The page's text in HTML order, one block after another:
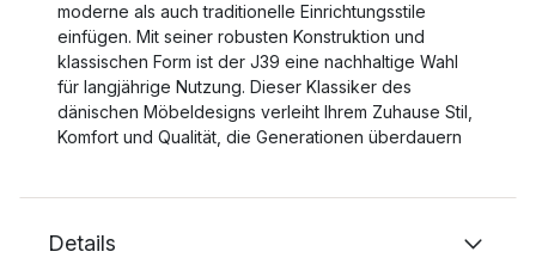
moderne als auch traditionelle Einrichtungsstile
einfügen. Mit seiner robusten Konstruktion und
klassischen Form ist der J39 eine nachhaltige Wahl
für langjährige Nutzung. Dieser Klassiker des
dänischen Möbeldesigns verleiht Ihrem Zuhause Stil,
Komfort und Qualität, die Generationen überdauern
Details